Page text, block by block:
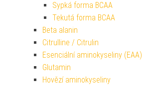
Sypká forma BCAA
Tekutá forma BCAA
Beta alanin
Citrulline / Citrulin
Esenciální aminokyseliny (EAA)
Glutamin
Hovězí aminokyseliny